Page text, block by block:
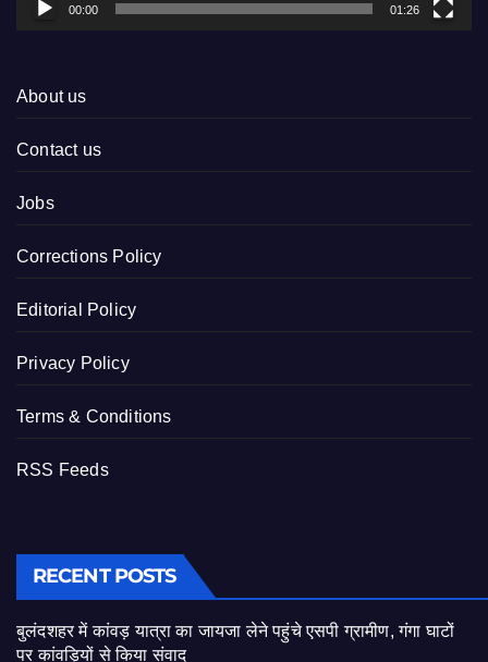
00:00 01:26
About us
Contact us
Jobs
Corrections Policy
Editorial Policy
Privacy Policy
Terms & Conditions
RSS Feeds
RECENT POSTS
बुलंदशहर में कांवड़ यात्रा का जायजा लेने पहुंचे एसपी ग्रामीण, गंगा घाटों
पर कांवड़ियों से किया संवाद